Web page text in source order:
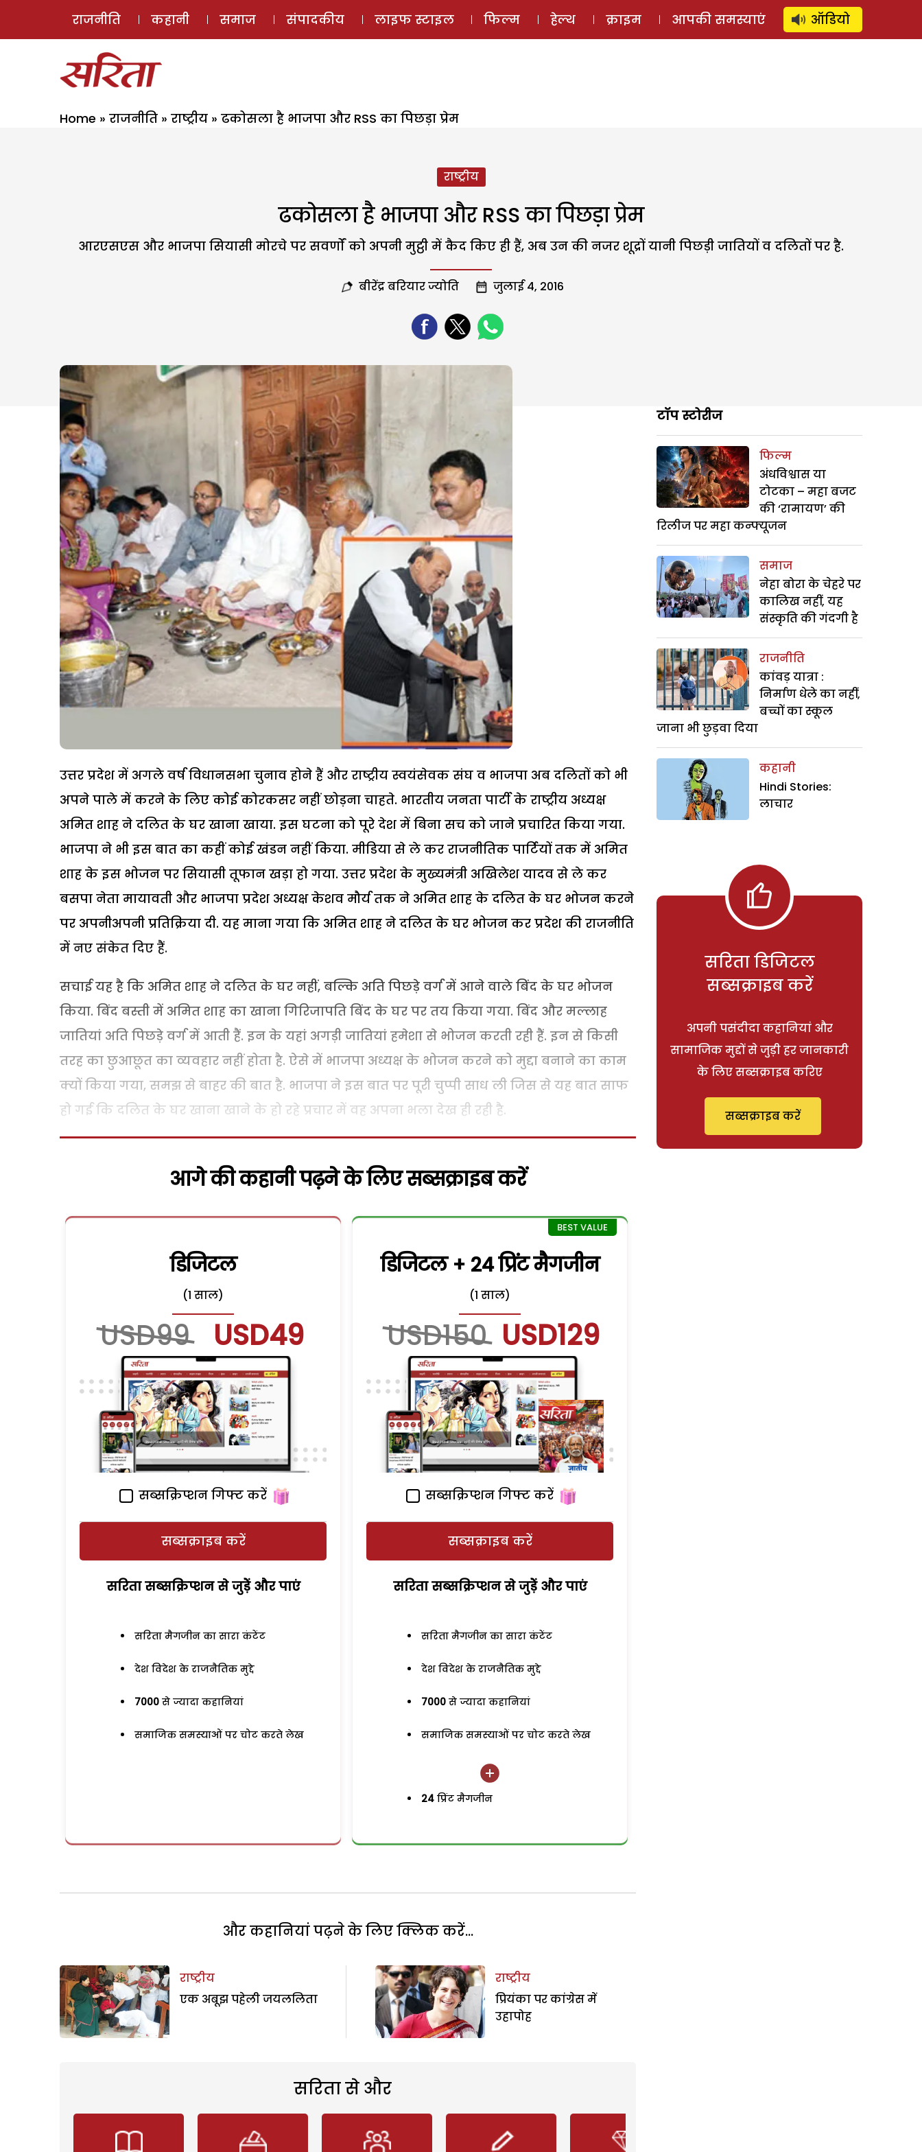
ई-मैगज़ीन ऑडियो स्टोरी लॉग इन ⚲ SUBSCRIBE
राजनीति कहानी समाज संपादकीय लाइफ स्टाइल फिल्म हेल्थ क्राइम आपकी समस्याएं ऑडियो
Home » राजनीति » राष्ट्रीय » ढकोसला है भाजपा और RSS का पिछड़ा प्रेम
राष्ट्रीय
ढकोसला है भाजपा और RSS का पिछड़ा प्रेम
आरएसएस और भाजपा सियासी मोरचे पर सवर्णों को अपनी मुट्ठी में कैद किए ही हैं, अब उन की नजर शूद्रों यानी पिछड़ी जातियों व दलितों पर है.
बीरेंद्र बरियार ज्योति जुलाई 4, 2016
उत्तर प्रदेश में अगले वर्ष विधानसभा चुनाव होने हैं और राष्ट्रीय स्वयंसेवक संघ व भाजपा अब दलितों को भी
अपने पाले में करने के लिए कोई कोरकसर नहीं छोड़ना चाहते. भारतीय जनता पार्टी के राष्ट्रीय अध्यक्ष
अमित शाह ने दलित के घर खाना खाया. इस घटना को पूरे देश में बिना सच को जाने प्रचारित किया गया.
भाजपा ने भी इस बात का कहीं कोई खंडन नहीं किया. मीडिया से ले कर राजनीतिक पार्टियों तक में अमित
शाह के इस भोजन पर सियासी तूफान खड़ा हो गया. उत्तर प्रदेश के मुख्यमंत्री अखिलेश यादव से ले कर
बसपा नेता मायावती और भाजपा प्रदेश अध्यक्ष केशव मौर्य तक ने अमित शाह के दलित के घर भोजन करने
पर अपनीअपनी प्रतिक्रिया दी. यह माना गया कि अमित शाह ने दलित के घर भोजन कर प्रदेश की राजनीति
में नए संकेत दिए हैं.
सचाई यह है कि अमित शाह ने दलित के घर नहीं, बल्कि अति पिछड़े वर्ग में आने वाले बिंद के घर भोजन
किया. बिंद बस्ती में अमित शाह का खाना गिरिजापति बिंद के घर पर तय किया गया. बिंद और मल्लाह
जातियां अति पिछड़े वर्ग में आती हैं. इन के यहां अगड़ी जातियां हमेशा से भोजन करती रही हैं. इन से किसी
तरह का छुआछूत का व्यवहार नहीं होता है. ऐसे में भाजपा अध्यक्ष के भोजन करने को मुद्दा बनाने का काम
क्यों किया गया, समझ से बाहर की बात है. भाजपा ने इस बात पर पूरी चुप्पी साध ली जिस से यह बात साफ
हो गई कि दलित के घर खाना खाने के हो रहे प्रचार में वह अपना भला देख ही रही है.
आगे की कहानी पढ़ने के लिए सब्सक्राइब करें
डिजिटल
(1 साल)
USD99 USD49
सब्सक्रिप्शन गिफ्ट करें
सब्सक्राइब करें
सरिता सब्सक्रिप्शन से जुड़ेें और पाएं
सरिता मैगजीन का सारा कंटेंट
देश विदेश के राजनैतिक मुद्दे
7000 से ज्यादा कहानियां
समाजिक समस्याओं पर चोट करते लेख
डिजिटल + 24 प्रिंट मैगजीन
(1 साल)
USD150 USD129
सब्सक्रिप्शन गिफ्ट करें
सब्सक्राइब करें
सरिता सब्सक्रिप्शन से जुड़ेें और पाएं
सरिता मैगजीन का सारा कंटेंट
देश विदेश के राजनैतिक मुद्दे
7000 से ज्यादा कहानियां
समाजिक समस्याओं पर चोट करते लेख
24 प्रिंट मैगजीन
और कहानियां पढ़ने के लिए क्लिक करें...
राष्ट्रीय
एक अबूझ पहेली जयललिता
राष्ट्रीय
प्रियंका पर कांग्रेस में
उहापोह
सरिता से और
टॉप स्टोरीज
फिल्म
अंधविश्वास या
टोटका – महा बजट
की ‘रामायण’ की
रिलीज पर महा कन्फ्यूजन
समाज
नेहा बोरा के चेहरे पर
कालिख नहीं, यह
संस्कृति की गंदगी है
राजनीति
कांवड़ यात्रा :
निर्माण धेले का नहीं,
बच्चों का स्कूल
जाना भी छुड़वा दिया
कहानी
Hindi Stories:
लाचार
सरिता डिजिटल
सब्सक्राइब करें
अपनी पसंदीदा कहानियां और
सामाजिक मुद्दों से जुड़ी हर जानकारी
के लिए सब्सक्राइब करिए
सब्सक्राइब करें